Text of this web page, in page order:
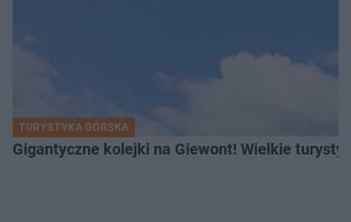
TURYSTYKA GÓRSKA
Gigantyczne kolejki na Giewont! Wielkie